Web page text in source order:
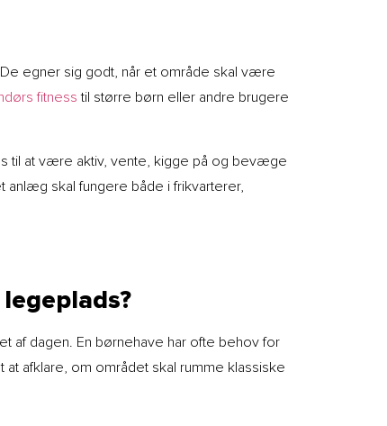
egner sig godt, når et område skal være
fitness til større børn eller andre brugere
til at være aktiv, vente, kigge på og bevæge
skal fungere både i frikvarterer,
af dagen. En børnehave har ofte behov for
afklare, om området skal rumme klassiske